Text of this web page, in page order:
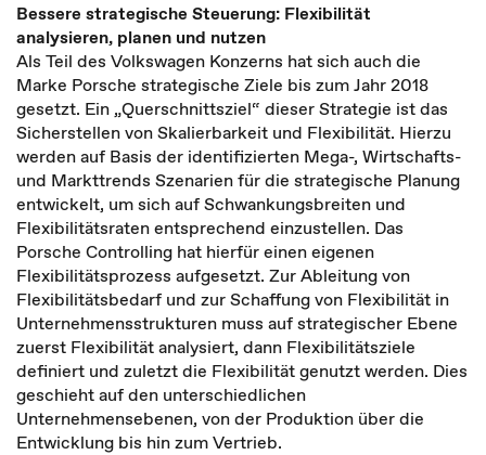
Bessere strategische Steuerung: Flexibilität
analysieren, planen und nutzen
Als Teil des Volkswagen Konzerns hat sich auch die
Marke Porsche strategische Ziele bis zum Jahr 2018
gesetzt. Ein „Querschnittsziel“ dieser Strategie ist das
Sicherstellen von Skalierbarkeit und Flexibilität. Hierzu
werden auf Basis der identifizierten Mega-, Wirtschafts-
und Markttrends Szenarien für die strategische Planung
entwickelt, um sich auf Schwankungsbreiten und
Flexibilitätsraten entsprechend einzustellen. Das
Porsche Controlling hat hierfür einen eigenen
Flexibilitätsprozess aufgesetzt. Zur Ableitung von
Flexibilitätsbedarf und zur Schaffung von Flexibilität in
Unternehmensstrukturen muss auf strategischer Ebene
zuerst Flexibilität analysiert, dann Flexibilitätsziele
definiert und zuletzt die Flexibilität genutzt werden. Dies
geschieht auf den unterschiedlichen
Unternehmensebenen, von der Produktion über die
Entwicklung bis hin zum Vertrieb.